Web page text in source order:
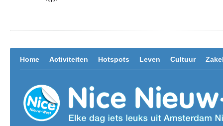
Home Activiteiten Hotspots Leven Cultuur